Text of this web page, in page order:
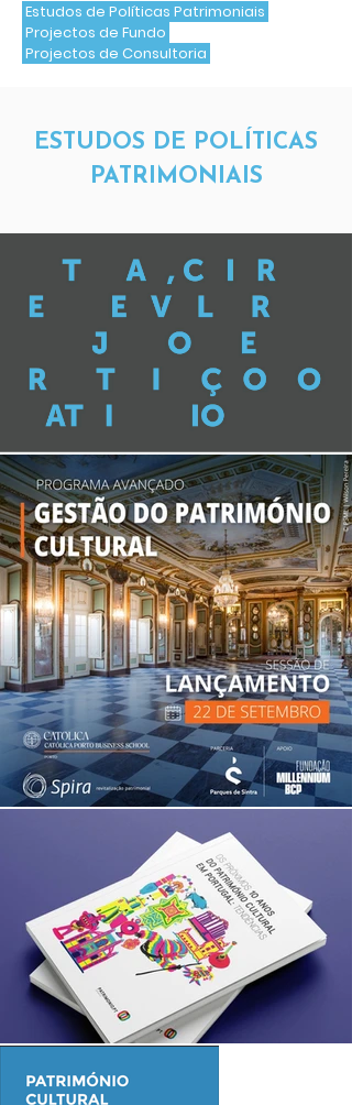
Estudos de Políticas Patrimoniais
​ Projectos de Fundo
​ Projectos de Consultoria
ESTUDOS DE POLÍTICAS
PATRIMONIAIS